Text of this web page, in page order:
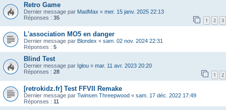
Retro Game
Dernier message par MadMax « mer. 15 janv. 2025 22:13
Réponses : 35 1 2 3
L'association MO5 en danger
Dernier message par Blondex « sam. 02 nov. 2024 22:31
Réponses : 5
Blind Test
Dernier message par Iglou « mar. 11 avr. 2023 20:20
Réponses : 28 1 2
[retrokidz.fr] Test FFVII Remake
Dernier message par Twinsen Threepwood « sam. 17 déc. 2022 17:49
Réponses : 11